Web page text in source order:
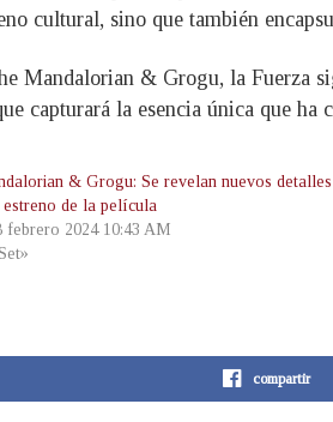
cultural, sino que también
Mandalorian & Grogu, la Fuerza
capturará la esencia única que
& Grogu: Se revelan nuevos detalles
de la película
febrero 2024 10:43 AM
compartir